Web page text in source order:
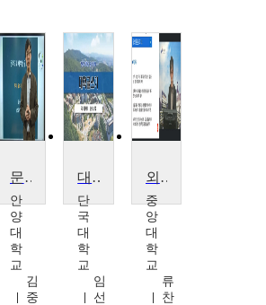
문학으로 배우는 글쓰기
안
양
대
학
교
김
중
대학글쓰기
단
국
대
학
교
임
선
외국인을 위한 글쓰기
중
앙
대
학
교
류
찬